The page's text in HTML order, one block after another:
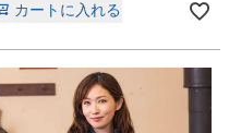
カートに入れる